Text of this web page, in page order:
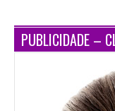
PUBLICIDADE –